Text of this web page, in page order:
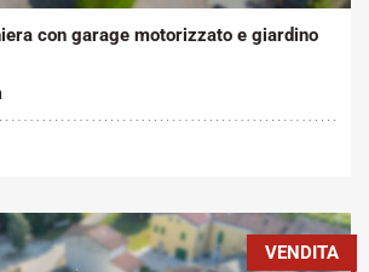
con garage motorizzato e giardino
VENDITA